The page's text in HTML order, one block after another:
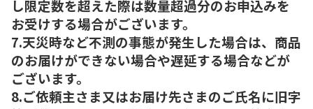
し限定数を超えた際は数量超過分のお申込みを
お受けする場合がございます。
7.天災時など不測の事態が発生した場合は、商品
のお届けができない場合や遅延する場合などが
ございます。
8.ご依頼主さま又はお届け先さまのご氏名に旧字